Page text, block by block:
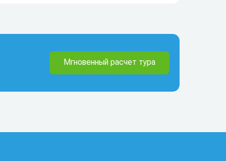
Мгновенный расчет тура